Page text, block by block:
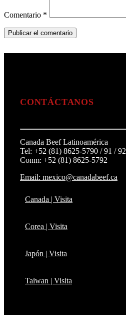
Comentario *
CONTÁCTANOS
Canada Beef Latinoamérica
Tel: +52 (81) 8625-5790 / 91 / 92
Conm: +52 (81) 8625-5792
Email: mexico@canadabeef.ca
Canada | Visita
Corea | Visita
Japón | Visita
Taiwan | Visita